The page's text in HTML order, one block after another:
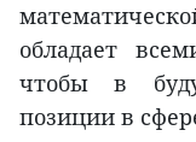
обладает
чтобы в
позиции в